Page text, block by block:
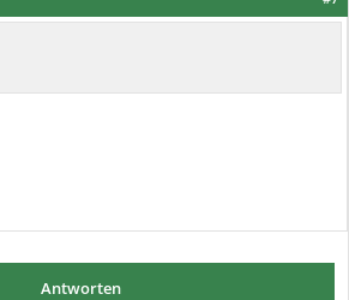
Antworten